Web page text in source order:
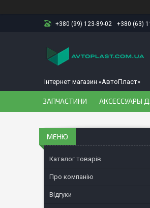
+380 (99) 123-89-02 +380 (63)
Інтернет магазин «АвтоПласт»
ЗАПЧАСТИНИ АКСЕССУАРЫ
Каталог товарів
Про компанію
Відгуки